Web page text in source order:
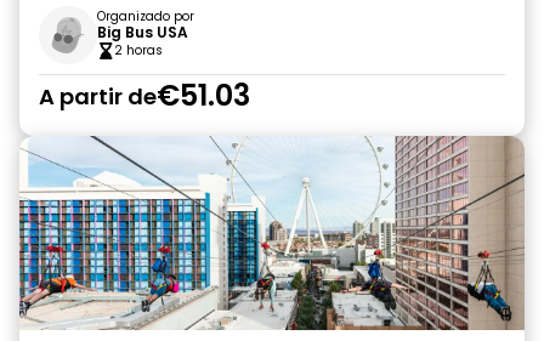
Organizado por
Big Bus USA
2 horas
A partir de€51.03